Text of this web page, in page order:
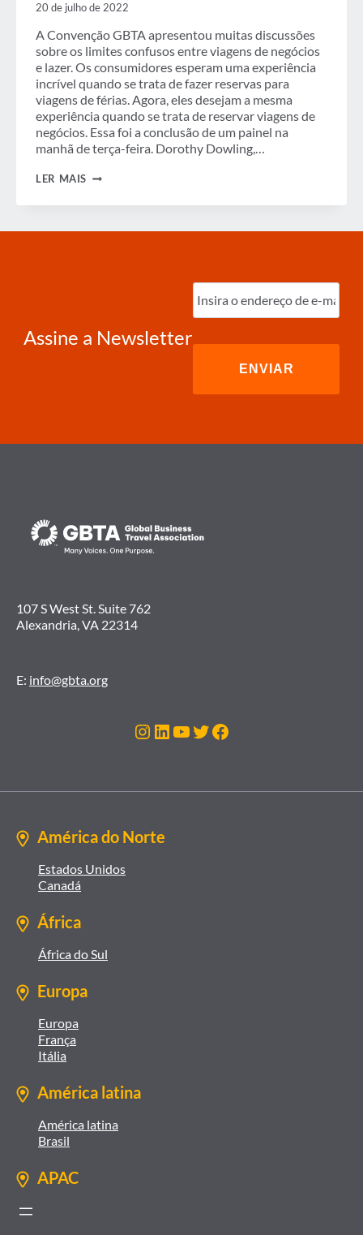
20 de julho de 2022
A Convenção GBTA apresentou muitas discussões
sobre os limites confusos entre viagens de negócios
e lazer. Os consumidores esperam uma experiência
incrível quando se trata de fazer reservas para
viagens de férias. Agora, eles desejam a mesma
experiência quando se trata de reservar viagens de
negócios. Essa foi a conclusão de um painel na
manhã de terça-feira. Dorothy Dowling,…
LER MAIS LINHAS
Assine a Newsletter
Digite
o
e-
107 S West St. Suite 762
Alexandria, VA 22314
E: info@gbta.org
Instagram
LinkedIn
Youtube
Twitter
Facebook
América do Norte
Estados Unidos
Canadá
África
África do Sul
Europa
Europa
França
Itália
América latina
América latina
Brasil
APAC